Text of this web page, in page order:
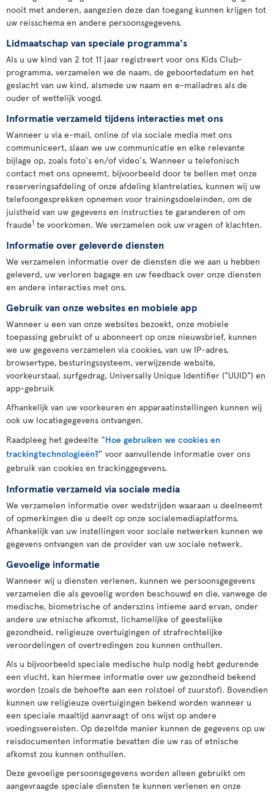
nooit met anderen, aangezien deze dan toegang kunnen krijgen tot
uw reisschema en andere persoonsgegevens.
Lidmaatschap van speciale programma's
Als u uw kind van 2 tot 11 jaar registreert voor ons Kids Club-
programma, verzamelen we de naam, de geboortedatum en het
geslacht van uw kind, alsmede uw naam en e-mailadres als de
ouder of wettelijk voogd.
Informatie verzameld tijdens interacties met ons
Wanneer u via e-mail, online of via sociale media met ons
communiceert, slaan we uw communicatie en elke relevante
bijlage op, zoals foto's en/of video's. Wanneer u telefonisch
contact met ons opneemt, bijvoorbeeld door te bellen met onze
reserveringsafdeling of onze afdeling klantrelaties, kunnen wij uw
telefoongesprekken opnemen voor trainingsdoeleinden, om de
juistheid van uw gegevens en instructies te garanderen of om
fraude1 te voorkomen. We verzamelen ook uw vragen of klachten.
Informatie over geleverde diensten
We verzamelen informatie over de diensten die we aan u hebben
geleverd, uw verloren bagage en uw feedback over onze diensten
en andere interacties met ons.
Gebruik van onze websites en mobiele app
Wanneer u een van onze websites bezoekt, onze mobiele
toepassing gebruikt of u abonneert op onze nieuwsbrief, kunnen
we uw gegevens verzamelen via cookies, van uw IP-adres,
browsertype, besturingssysteem, verwijzende website,
voorkeurstaal, surfgedrag, Universally Unique Identifier ("UUID") en
app-gebruik
Afhankelijk van uw voorkeuren en apparaatinstellingen kunnen wij
ook uw locatiegegevens ontvangen.
Raadpleeg het gedeelte “Hoe gebruiken we cookies en
trackingtechnologieën?” voor aanvullende informatie over ons
gebruik van cookies en trackinggegevens.
Informatie verzameld via sociale media
We verzamelen informatie over wedstrijden waaraan u deelneemt
of opmerkingen die u deelt op onze socialemediaplatforms.
Afhankelijk van uw instellingen voor sociale netwerken kunnen we
gegevens ontvangen van de provider van uw sociale netwerk.
Gevoelige informatie
Wanneer wij u diensten verlenen, kunnen we persoonsgegevens
verzamelen die als gevoelig worden beschouwd en die, vanwege de
medische, biometrische of anderszins intieme aard ervan, onder
andere uw etnische afkomst, lichamelijke of geestelijke
gezondheid, religieuze overtuigingen of strafrechtelijke
veroordelingen of overtredingen zou kunnen onthullen.
Als u bijvoorbeeld speciale medische hulp nodig hebt gedurende
een vlucht, kan hiermee informatie over uw gezondheid bekend
worden (zoals de behoefte aan een rolstoel of zuurstof). Bovendien
kunnen uw religieuze overtuigingen bekend worden wanneer u
een speciale maaltijd aanvraagt of ons wijst op andere
voedingsvereisten. Op dezelfde manier kunnen de gegevens op uw
reisdocumenten informatie bevatten die uw ras of etnische
afkomst zou kunnen onthullen.
Deze gevoelige persoonsgegevens worden alleen gebruikt om
aangevraagde speciale diensten te kunnen verlenen en onze